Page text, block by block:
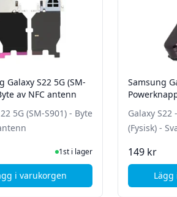
S906) - Simkortshållare - Grön
Galaxy S22 5G (SM-
av NFC antenn
5G (SM-S901) - Byte
I Lager1st i lager
i varukorgen
, Samsung Galaxy S22 5G (SM-
Samsung
Galaxy S22
(Fysisk) -
149 kr
Lägg